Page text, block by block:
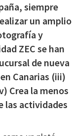
siempre
un amplio
y
ZEC se han
de nueva
Canarias (iii)
Crea la menos
las actividades